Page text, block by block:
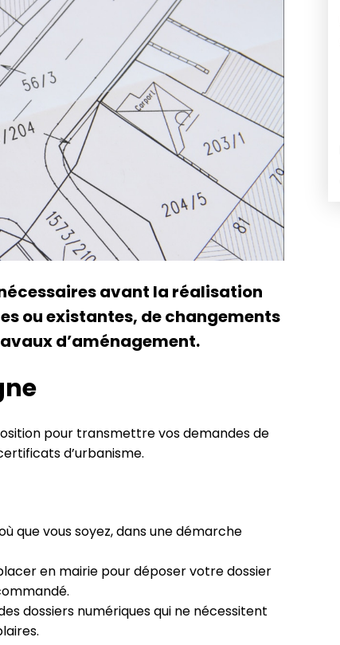
avant la réalisation
ou existantes, de changements
d’aménagement.
pour transmettre vos demandes de
d’urbanisme.
que vous soyez, dans une démarche
en mairie pour déposer votre dossier
dossiers numériques qui ne nécessitent